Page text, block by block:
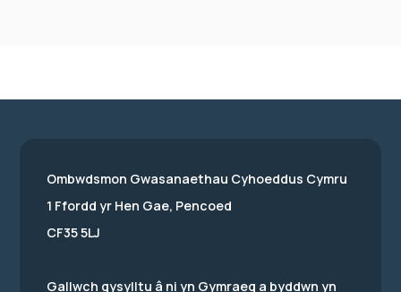
Ombwdsmon Gwasanaethau Cyhoeddus Cymru
1 Ffordd yr Hen Gae, Pencoed
CF35 5LJ
Gallwch gysylltu â ni yn Gymraeg a byddwn yn